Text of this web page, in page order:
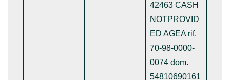
42463 CASH
NOTPROVID
ED AGEA rif.
70-98-0000-
0074 dom.
54810690161